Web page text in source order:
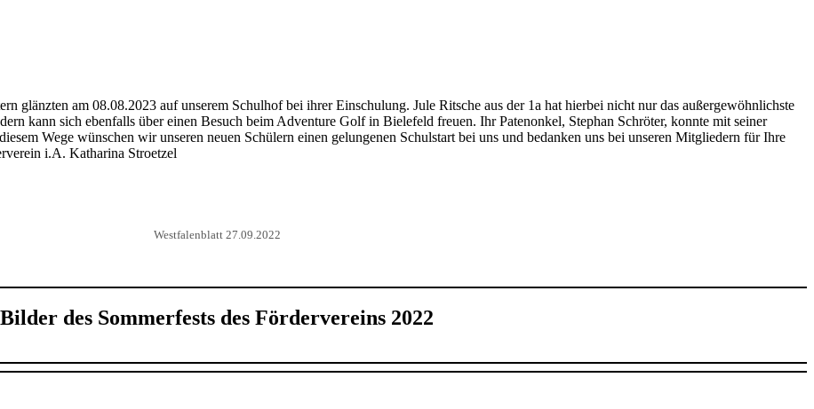
glänzten am 08.08.2023 auf unserem Schulhof bei ihrer Einschulung. Jule Ritsche aus der 1a hat hierbei nicht nur das außergewöhnlichste
kann sich ebenfalls über einen Besuch beim Adventure Golf in Bielefeld freuen. Ihr Patenonkel, Stephan Schröter, konnte mit seiner
Wege wünschen wir unseren neuen Schülern einen gelungenen Schulstart bei uns und bedanken uns bei unseren Mitgliedern für Ihre
i.A. Katharina Stroetzel
Westfalenblatt 27.09.2022
Bilder des Sommerfests des Fördervereins 2022